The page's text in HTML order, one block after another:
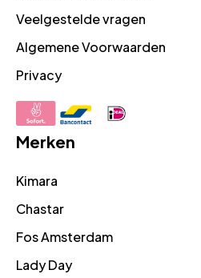
Veelgestelde vragen
Algemene Voorwaarden
Privacy
Merken
Kimara
Chastar
Fos Amsterdam
Lady Day